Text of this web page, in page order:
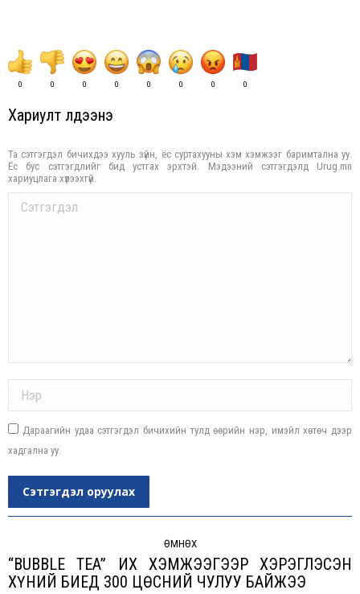
0 0 0 0 0 0 0 0
Хариулт үлдээнэ үү
Та сэтгэгдэл бичихдээ хууль зүйн, ёс суртахууны хэм хэмжээг баримтална уу.
Ёс бус сэтгэгдлийг бид устгах эрхтэй. Мэдээний сэтгэгдэлд Urug.mn
хариуцлага хүлээхгүй.
Comment
Дараагийн удаа сэтгэгдэл бичихийн тулд өөрийн нэр, имэйл хөтөч дээр
хадгална уу.
Сэтгэгдэл оруулах
ӨМНӨХ
Previous
“BUBBLE TEA” ИХ ХЭМЖЭЭГЭЭР ХЭРЭГЛЭСЭН
ХҮНИЙ БИЕД 300 ЦӨСНИЙ ЧУЛУУ БАЙЖЭЭ